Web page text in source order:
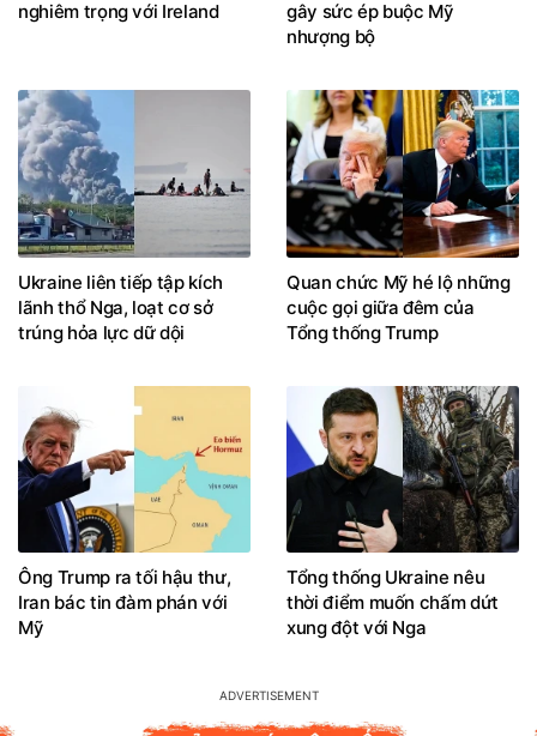
nghiêm trọng với Ireland
gây sức ép buộc Mỹ
nhượng bộ
Ukraine liên tiếp tập kích
lãnh thổ Nga, loạt cơ sở
trúng hỏa lực dữ dội
Quan chức Mỹ hé lộ những
cuộc gọi giữa đêm của
Tổng thống Trump
Ông Trump ra tối hậu thư,
Iran bác tin đàm phán với
Mỹ
Tổng thống Ukraine nêu
thời điểm muốn chấm dứt
xung đột với Nga